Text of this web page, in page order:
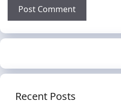
Recent Posts